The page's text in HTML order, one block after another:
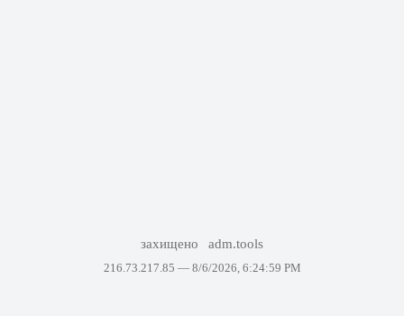
захищено adm.tools
216.73.217.85 — 8/6/2026, 6:24:59 PM